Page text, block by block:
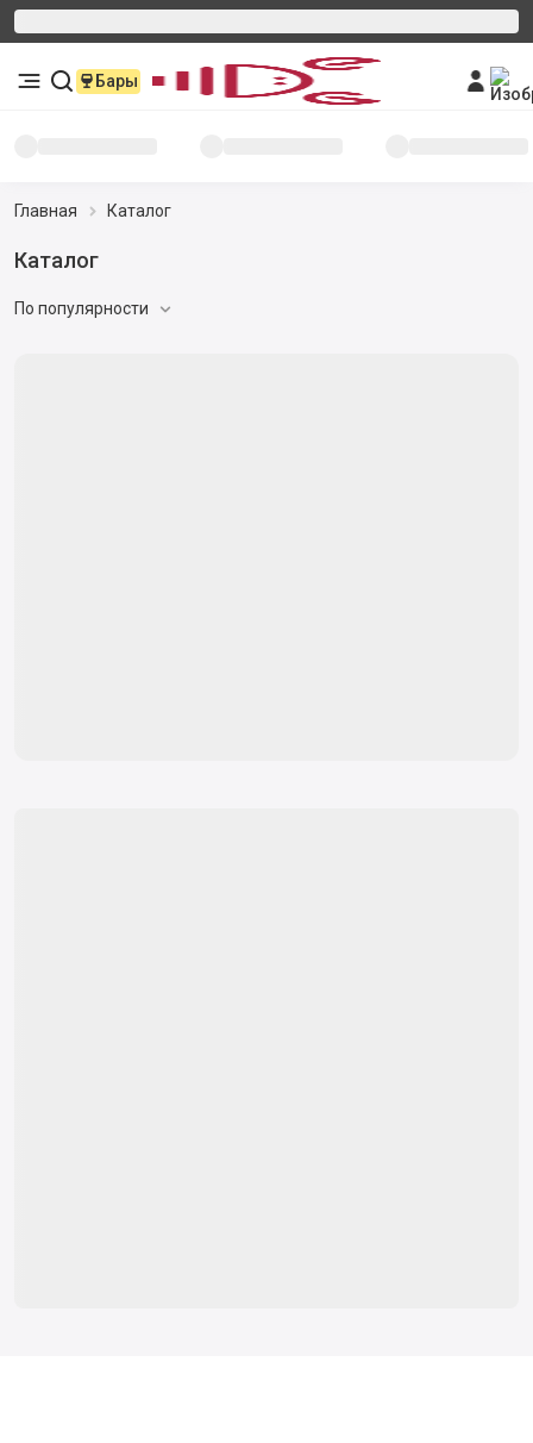
Бары
Главная Каталог
Каталог
По популярности